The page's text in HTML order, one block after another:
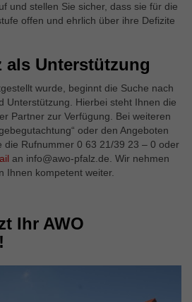
und stellen Sie sicher, dass sie für die
offen und ehrlich über ihre Defizite
als Unterstützung
wurde, beginnt die Suche nach
Unterstützung. Hierbei steht Ihnen die
Partner zur Verfügung. Bei weiteren
oder den Angeboten
die Rufnummer 0 63 21/39 23 – 0 oder
an info@awo-pfalz.de. Wir nehmen
Ihnen kompetent weiter.
Ihr AWO